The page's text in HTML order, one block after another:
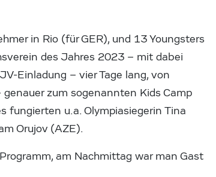
in Rio (für GER), und 13 Youngsters
des Jahres 2023 – mit dabei
Einladung – vier Tage lang, von
zum sogenannten Kids Camp
fungierten u.a. Olympiasiegerin Tina
Orujov (AZE).
am Nachmittag war man Gast